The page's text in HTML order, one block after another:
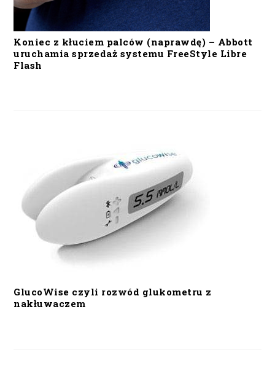
Koniec z kłuciem palców (naprawdę) – Abbott
uruchamia sprzedaż systemu FreeStyle Libre
Flash
GlucoWise czyli rozwód glukometru z
nakłuwaczem